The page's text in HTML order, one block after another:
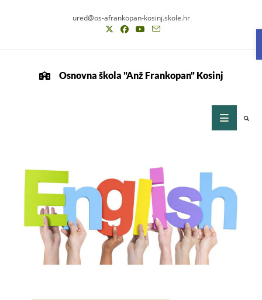
ured@os-afrankopan-kosinj.skole.hr
Osnovna škola "Anž Frankopan" Kosinj